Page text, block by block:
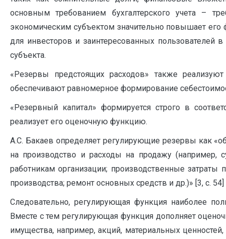
основным требованием бухгалтерского учета –
экономическим субъектом значительно повышает его
для инвесторов и заинтересованных пользователей
субъекта.
«Резервы предстоящих расходов» также
обеспечивают равномерное формирование
«Резервный капитал» формируется строго в
реализует его оценочную функцию.
А.С. Бакаев определяет регулирующие резервы как
на производство и расходы на продажу (например,
работникам организации; производственные
производства; ремонт основных средств и др.)» [3, с. 54]
Следовательно, регулирующая функция наиболее
Вместе с тем регулирующая функция дополняет
имущества, например, акций, материальных